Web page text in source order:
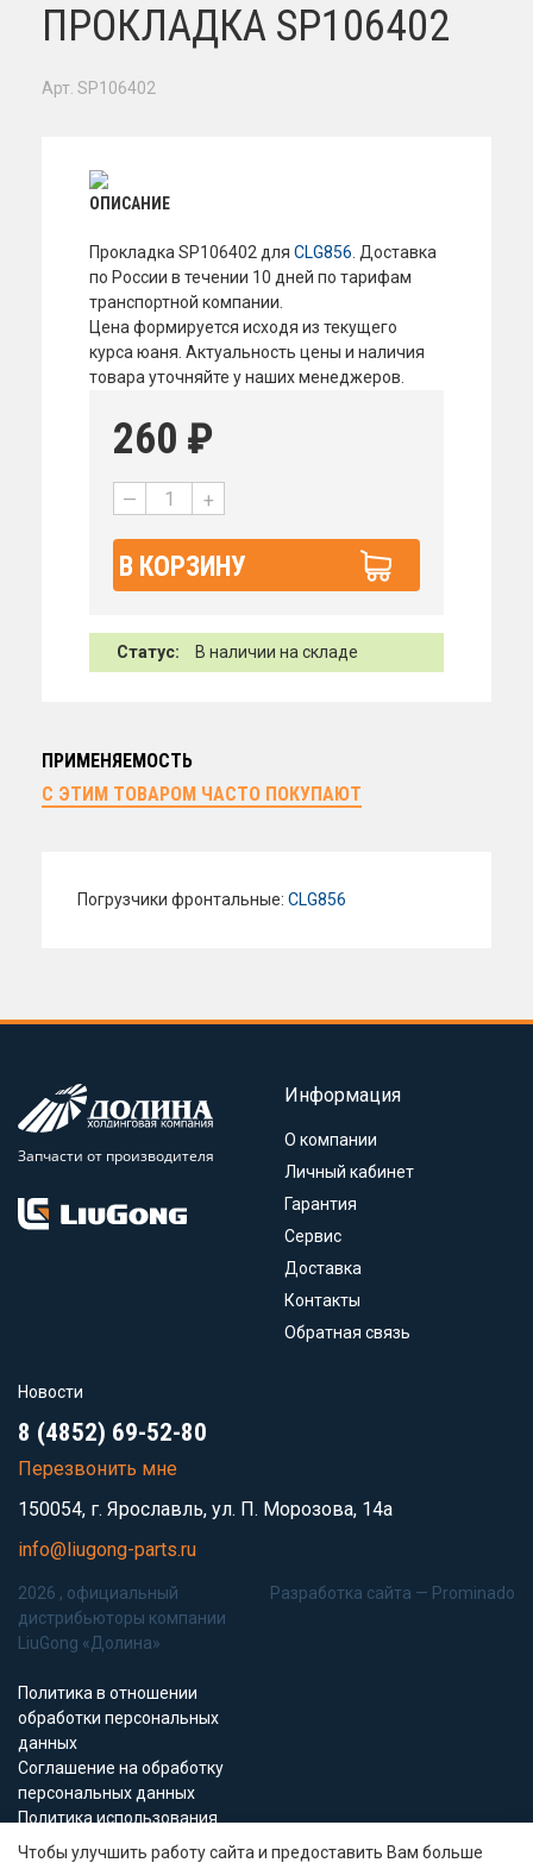
ПРОКЛАДКА SP106402
Арт. SP106402
ОПИСАНИЕ
Прокладка SP106402 для CLG856 . Доставка
по России в течении 10 дней по тарифам
транспортной компании.
Цена формируется исходя из текущего
курса юаня. Актуальность цены и наличия
товара уточняйте у наших менеджеров.
260 ₽
— +
В КОРЗИНУ
Статус: В наличии на складе
ПРИМЕНЯЕМОСТЬ
С ЭТИМ ТОВАРОМ ЧАСТО ПОКУПАЮТ
Погрузчики фронтальные: CLG856
Запчасти от производителя
Информация
О компании
Личный кабинет
Гарантия
Сервис
Доставка
Контакты
Обратная связь
Новости
8 (4852) 69-52-80
Перезвонить мне
150054, г. Ярославль, ул. П. Морозова, 14а
info@liugong-parts.ru
2026 , официальный
дистрибьюторы компании
LiuGong «Долина»
Политика в отношении
обработки персональных
данных
Соглашение на обработку
персональных данных
Политика использования
Cookie-файлов
Разработка сайта — Prominado
Чтобы улучшить работу сайта и предоставить Вам больше